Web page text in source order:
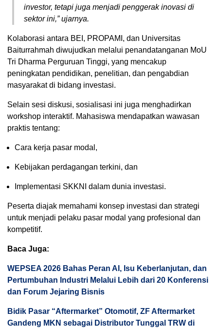
investor, tetapi juga menjadi penggerak inovasi di
sektor ini,” ujarnya.
Kolaborasi antara BEI, PROPAMI, dan Universitas
Baiturrahmah diwujudkan melalui penandatanganan MoU
Tri Dharma Perguruan Tinggi, yang mencakup
peningkatan pendidikan, penelitian, dan pengabdian
masyarakat di bidang investasi.
Selain sesi diskusi, sosialisasi ini juga menghadirkan
workshop interaktif. Mahasiswa mendapatkan wawasan
praktis tentang:
Cara kerja pasar modal,
Kebijakan perdagangan terkini, dan
Implementasi SKKNI dalam dunia investasi.
Peserta diajak memahami konsep investasi dan strategi
untuk menjadi pelaku pasar modal yang profesional dan
kompetitif.
Baca Juga:
WEPSEA 2026 Bahas Peran AI, Isu Keberlanjutan, dan
Pertumbuhan Industri Melalui Lebih dari 20 Konferensi
dan Forum Jejaring Bisnis
Bidik Pasar “Aftermarket” Otomotif, ZF Aftermarket
Gandeng MKN sebagai Distributor Tunggal TRW di